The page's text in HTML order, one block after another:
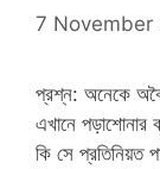
7 November
প্রশ্ন: অনেকে
এখানে পড়াশোনার
কি সে প্রতিনিয়ত